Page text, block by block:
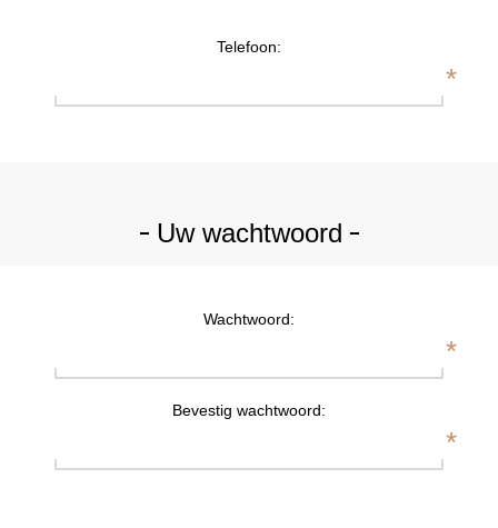
Telefoon:
*
Uw wachtwoord
Wachtwoord:
*
Bevestig wachtwoord:
*